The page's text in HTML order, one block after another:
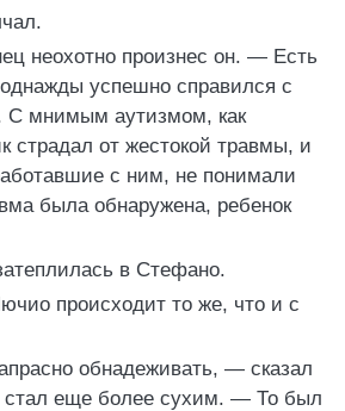
неохотно произнес он. — Есть
успешно справился с
С мнимым аутизмом, как
страдал от жестокой травмы, и
с ним, не понимали
была обнаружена, ребенок
в Стефано.
происходит то же, что и с
обнадеживать, — сказал
стал еще более сухим. — То был